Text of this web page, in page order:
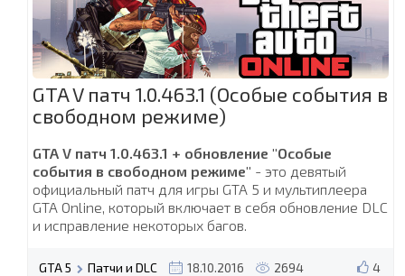
GTA V патч 1.0.463.1 (Особые события в
свободном режиме)
GTA V патч 1.0.463.1 + обновление "Особые
события в свободном режиме" - это девятый
официальный патч для игры GTA 5 и мультиплеера
GTA Online, который включает в себя обновление DLC
и исправление некоторых багов.
4
GTA 5 Патчи и DLC 18.10.2016 2694